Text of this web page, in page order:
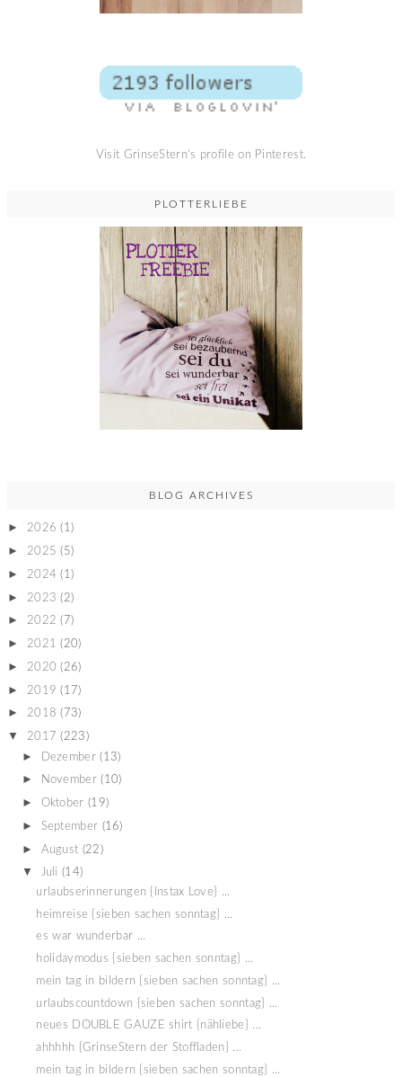
Visit GrinseStern's profile on Pinterest.
PLOTTERLIEBE
BLOG ARCHIVES
► 2026 (1)
► 2025 (5)
► 2024 (1)
► 2023 (2)
► 2022 (7)
► 2021 (20)
► 2020 (26)
► 2019 (17)
► 2018 (73)
▼ 2017 (223)
► Dezember (13)
► November (10)
► Oktober (19)
► September (16)
► August (22)
▼ Juli (14)
urlaubserinnerungen {Instax Love} ...
heimreise {sieben sachen sonntag} ...
es war wunderbar ...
holidaymodus {sieben sachen sonntag} ...
mein tag in bildern {sieben sachen sonntag} ...
urlaubscountdown {sieben sachen sonntag} ...
neues DOUBLE GAUZE shirt {nähliebe} ...
ahhhhh {GrinseStern der Stoffladen} ...
mein tag in bildern {sieben sachen sonntag} ...